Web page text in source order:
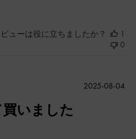
ューは役に立ちましたか？
1
0
いました
公
2025-08-04